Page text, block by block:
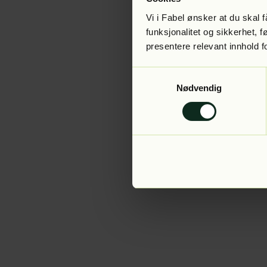
Vi i Fabel ønsker at du skal
funksjonalitet og sikkerhet,
presentere relevant innhold
Nødvendig
Application